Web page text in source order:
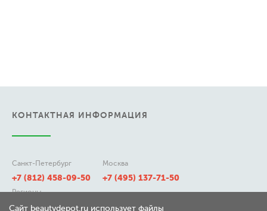
КОНТАКТНАЯ ИНФОРМАЦИЯ
Санкт-Петербург
+7 (812) 458-09-50
Москва
+7 (495) 137-71-50
Регионы
8 (800) 511-21-50
Сайт beautydepot.ru использует файлы